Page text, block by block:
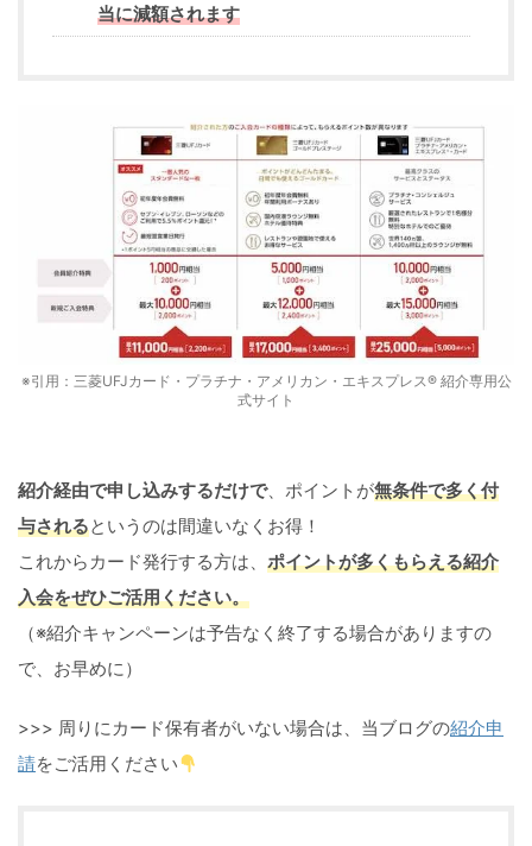
当に減額されます
※引用：三菱UFJカード・プラチナ・アメリカン・エキスプレス® 紹介専用公
式サイト
紹介経由で申し込みするだけで、ポイントが無条件で多く付
与されるというのは間違いなくお得！
これからカード発行する方は、 ポイントが多くもらえる紹介
入会をぜひご活用ください。
（※紹介キャンペーンは予告なく終了する場合がありますの
で、お早めに）
>>> 周りにカード保有者がいない場合は、当ブログの紹介申
請をご活用ください